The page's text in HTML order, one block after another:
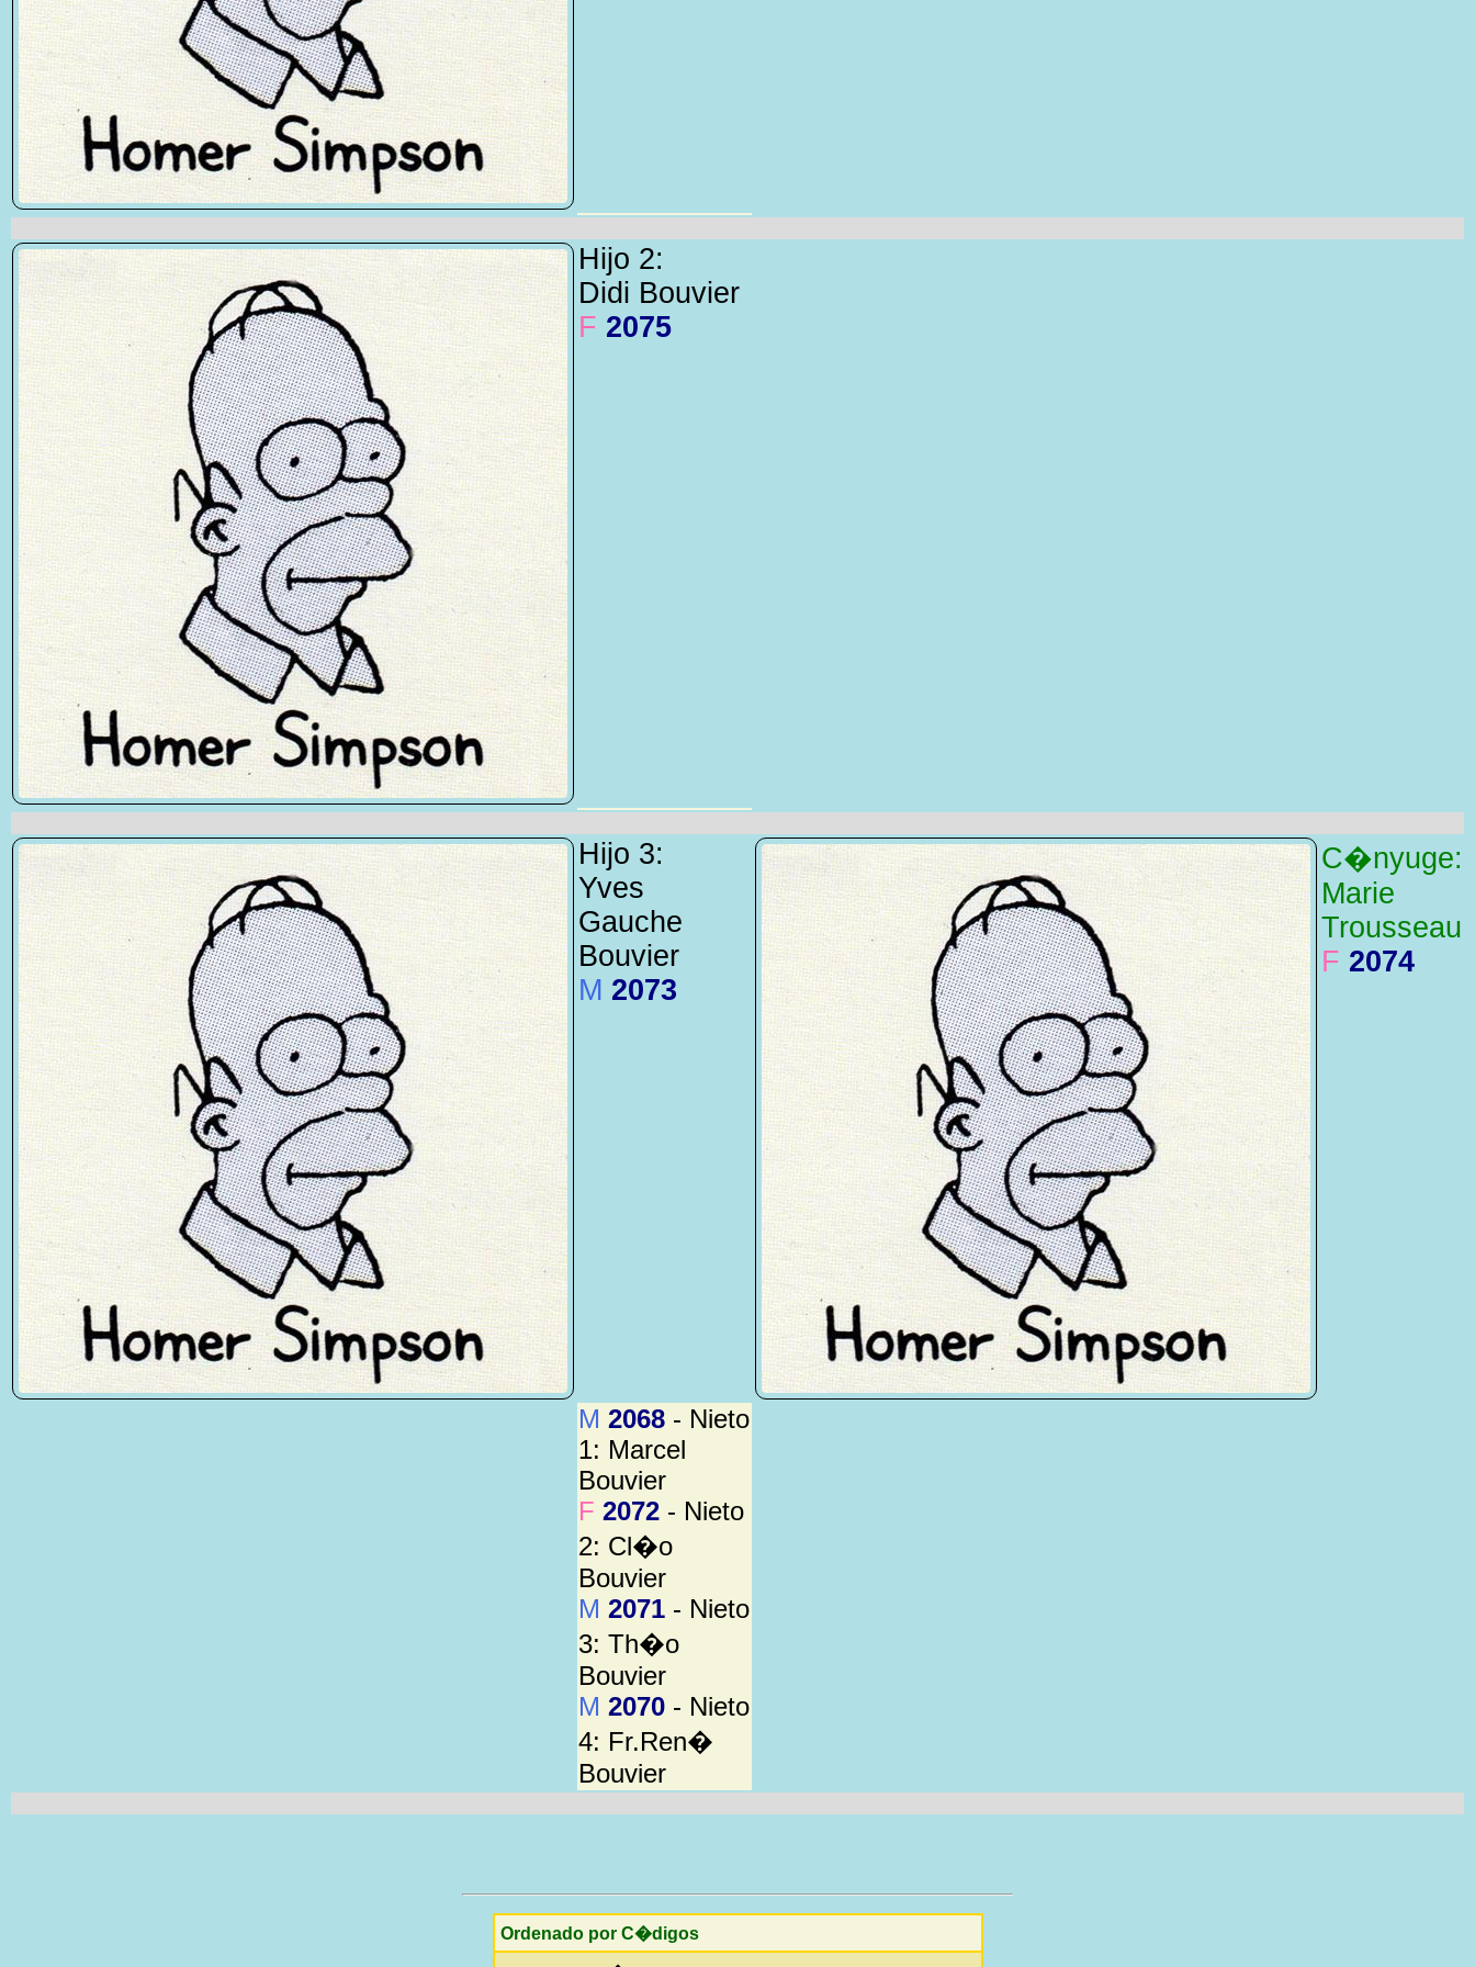
Hijo 2:
Didi Bouvier
F 2075
Hijo 3:
Yves
Gauche
Bouvier
M 2073
C�nyuge:
Marie
Trousseau
F 2074
M 2068 - Nieto
1: Marcel
Bouvier
F 2072 - Nieto
2: Cl�o
Bouvier
M 2071 - Nieto
3: Th�o
Bouvier
M 2070 - Nieto
4: Fr.Ren�
Bouvier
Ordenado por C�digos